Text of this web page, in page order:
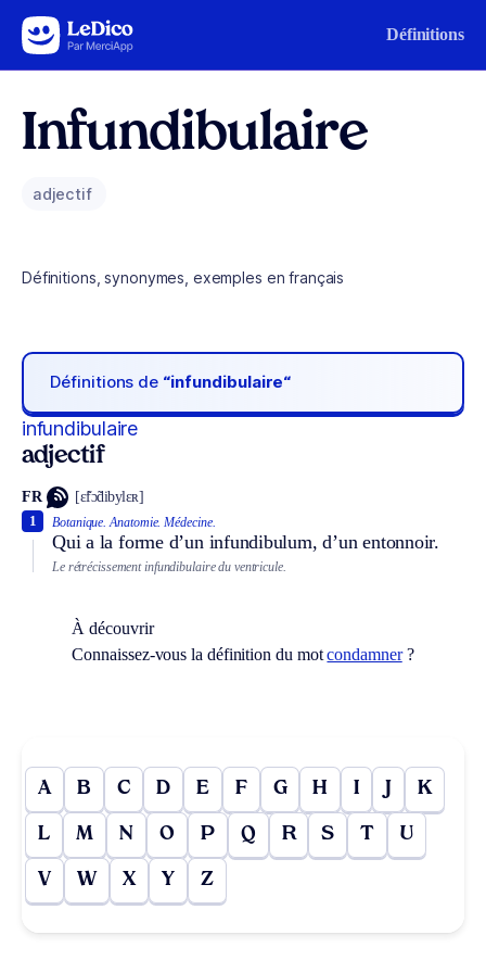
Aller au contenu Définitions
Infundibulaire
adjectif
Définitions, synonymes, exemples en français
Définitions de “infundibulaire“
infundibulaire
adjectif
FR [ɛ̃fɔ̃dibylɛʀ]
Botanique. Anatomie. Médecine.
Qui a la forme d’un infundibulum, d’un entonnoir.
1
Le rétrécissement infundibulaire du ventricule.
À découvrir
Connaissez-vous la définition du motcondamner?
A B C D E F G H I J K
L M N O P Q R S T U
V W X Y Z